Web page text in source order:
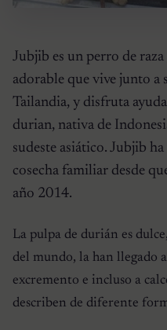
Jubjib es un perro de raza
adorable que vive junto a
Tailandia, y disfruta
durian, nativa de
sudeste asiático. Jubjib
cosecha familiar desde
año 2014.
La pulpa de durián es
del mundo, la han llegado
excremento e incluso a
describen de diferente